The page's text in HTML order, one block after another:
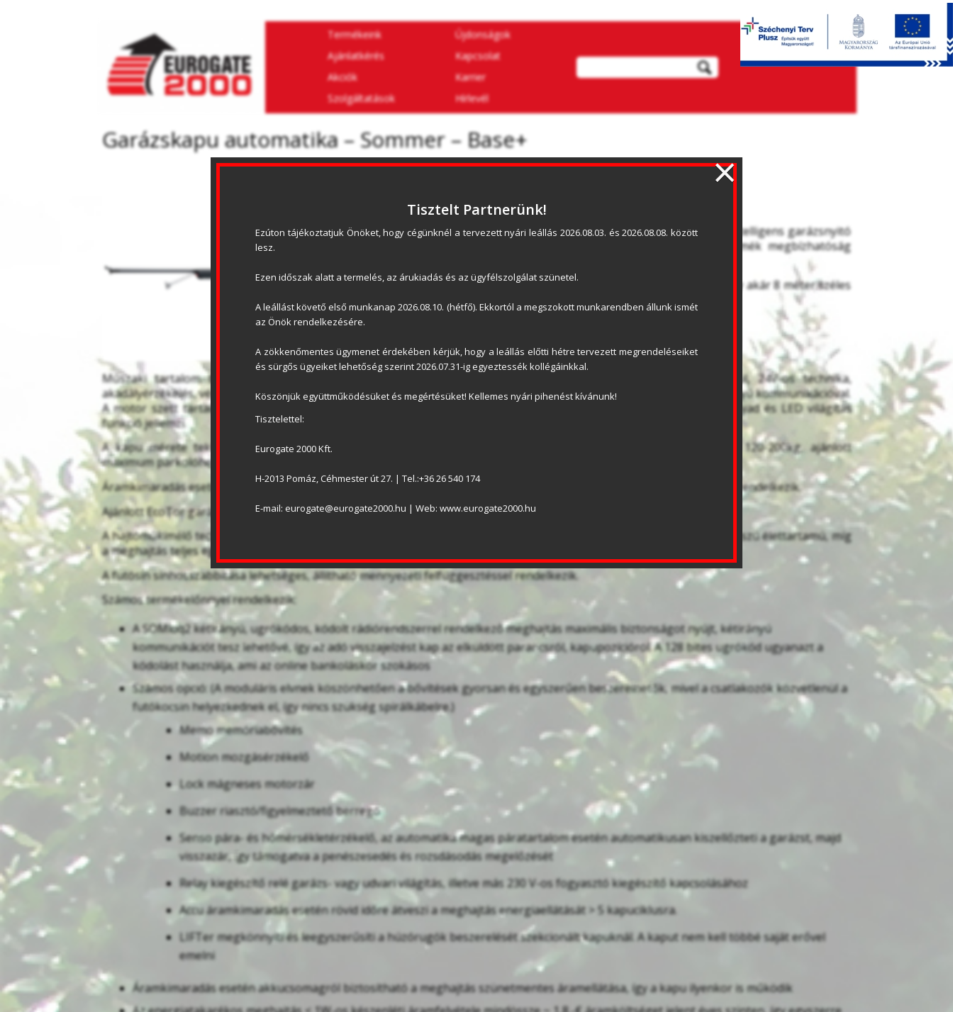
Termékeink
Újdonságok
Ajánlatkérés
Kapcsolat
Akciók
Karrier
Szolgáltatások
Hírlevél
Garázskapu automatika – Sommer – Base+
Termékleírás:
A Sommer Base+ egy komplett garázskapu meghajtás csomag, az intelligens garázsnyitó
új generációja, amely magán hordozza a német precizitás és termék megbízhatóság
A Sommer Base+ intelligens, biztonságos és gyors automatika, amely akár 8 méter széles
szekcionált kapu mozgatásához is remek megoldást kínál.
Műszaki tartalom tekintetében a Sommer Base+ automatika 600, 800, vagy 1100N húzó/nyomóerővel párosul, 24V-os technika,
akadályérzékelés, végállási lassítás, részleges nyitás funkció, a legújabb 868,95 MHz-es SOMloq2 rádiótechnika kétirányú kommunikációval.
A motor szett tartalmazza az alap sínegységet 2500mm kapumagasságig, 2db Pearl Vibe távadót, 40%-os üzemhányad és LED világítás
funkció jellemzi.
A kapu mérete tekintetében 11-20m2 kapulapig ajánljuk, rádiómemória helyek száma 40, maximum kaputömeg 120-200kg, ajánlott
maximum parkolóhelyek száma modelltől függően: 30-50db
Áramkimaradás esetén a garázskapu nyitásához, vagy zárásához kézzel működésbe hozható vészreteszelés kioldással rendelkezik.
Ajánlott EcoTor garázskapu sínvezetés: RES200
A hajtóműkímélő technológiának köszönhetően a garázskapu meghajtás rendkívül halk, kopásmentes és kiugróan hosszú élettartamú, míg
a meghajtás teljes egészében karbantartásmentes.
A futósín sínhosszabbítása lehetséges, állítható mennyezeti felfüggesztéssel rendelkezik.
Számos termékelőnnyel rendelkezik:
A SOMloq2 kétirányú, ugrókódos, kódolt rádiórendszerrel rendelkező meghajtás maximális biztonságot nyújt, kétirányú
kommunikációt tesz lehetővé, így az adó visszajelzést kap az elküldött parancsról, kapupozícióról. A 128 bites ugrókód ugyanazt a
kódolást használja, ami az online bankoláskor szokásos
Számos opció: (A moduláris elvnek köszönhetően a bővítések gyorsan és egyszerűen beszerelhetők, mivel a csatlakozók közvetlenül a
futókocsin helyezkednek el, így nincs szükség spirálkábelre.)
Memo memóriabővítés
Motion mozgásérzékelő
Lock mágneses motorzár
Buzzer riasztó/figyelmeztető berregő
Senso pára- és hőmérsékletérzékelő, az automatika magas páratartalom esetén automatikusan kiszellőzteti a garázst, majd
visszazár, így támogatva a penészesedés és rozsdásodás megelőzését
Relay kiegészítő relé garázs- vagy udvari világítás, illetve más 230 V-os fogyasztó kiegészítő kapcsolásához
Accu áramkimaradás esetén rövid időre átveszi a meghajtás energiaellátását > 5 kapuciklusra.
LIFTer megkönnyíti és leegyszerűsíti a húzórugók beszerelését szekcionált kapuknál. A kaput nem kell többé saját erővel
emelni
Áramkimaradás esetén akkucsomagról biztosítható a meghajtás szünetmentes áramellátása, így a kapu ilyenkor is működik
Tisztelt Partnerünk!
Ezúton tájékoztatjuk Önöket, hogy cégünknél a tervezett nyári leállás 2026.08.03. és 2026.08.08. között
lesz.
Ezen időszak alatt a termelés, az árukiadás és az ügyfélszolgálat szünetel.
A leállást követő első munkanap 2026.08.10. (hétfő). Ekkortól a megszokott munkarendben állunk ismét
az Önök rendelkezésére.
A zökkenőmentes ügymenet érdekében kérjük, hogy a leállás előtti hétre tervezett megrendeléseiket
és sürgős ügyeiket lehetőség szerint 2026.07.31-ig egyeztessék kollégáinkkal.
Köszönjük együttműködésüket és megértésüket! Kellemes nyári pihenést kívánunk!
Tisztelettel:
Eurogate 2000 Kft.
H-2013 Pomáz, Céhmester út 27. | Tel.:+36 26 540 174
E-mail: eurogate@eurogate2000.hu | Web: www.eurogate2000.hu
×